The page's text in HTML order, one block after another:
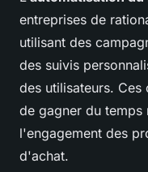
entreprises de
utilisant des
des suivis
des utilisateurs. Ces
de gagner du temps
l'engagement des
d'achat.